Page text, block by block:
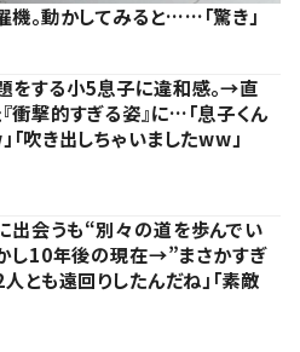
。動かしてみると……「驚き」
をする小5息子に違和感。→直
衝撃的すぎる姿』に…「息子くん
「吹き出しちゃいましたww」
出会うも“別々の道を歩んでい
し10年後の現在→”まさかすぎ
とも遠回りしたんだね」「素敵